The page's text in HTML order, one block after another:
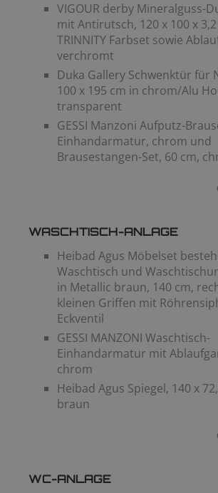
VIGOUR derby Mineralguss-
mit Antirutsch, 120 x 100 x
TRINNITY Farbset sowie
verchromt
Duka Gallery Schwenktür für
100 x 195 cm in chrom/Alu
transparent
GESSI Manzoni Aufputz-
Einhandarmatur, chrom und
Brausestangen-Set, 60 cm,
WASCHTISCH-ANLAGE
Heibad Agus Möbelset
Waschtisch und
in Metallic braun, 140 cm,
kleinen Griffen mit
Eckventil
GESSI MANZONI Waschtisch-
Einhandarmatur mit
chrom
Heibad Agus Spiegel, 140 x
braun
WC-ANLAGE